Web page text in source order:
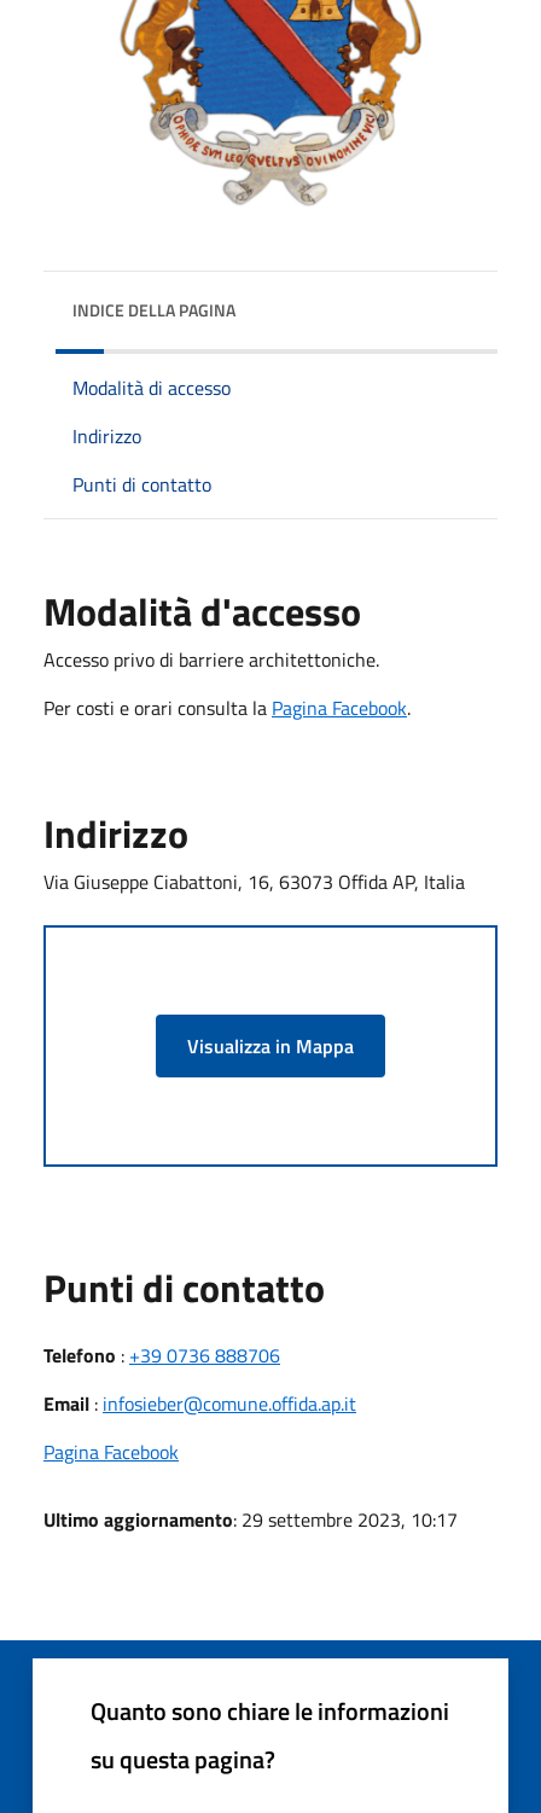
INDICE DELLA PAGINA
Modalità di accesso
Indirizzo
Punti di contatto
Modalità d'accesso
Accesso privo di barriere architettoniche.
Per costi e orari consulta la Pagina Facebook.
Indirizzo
Via Giuseppe Ciabattoni, 16, 63073 Offida AP, Italia
Visualizza in Mappa
Punti di contatto
Telefono : +39 0736 888706
Email : infosieber@comune.offida.ap.it
Pagina Facebook
Ultimo aggiornamento: 29 settembre 2023, 10:17
Quanto sono chiare le informazioni
su questa pagina?